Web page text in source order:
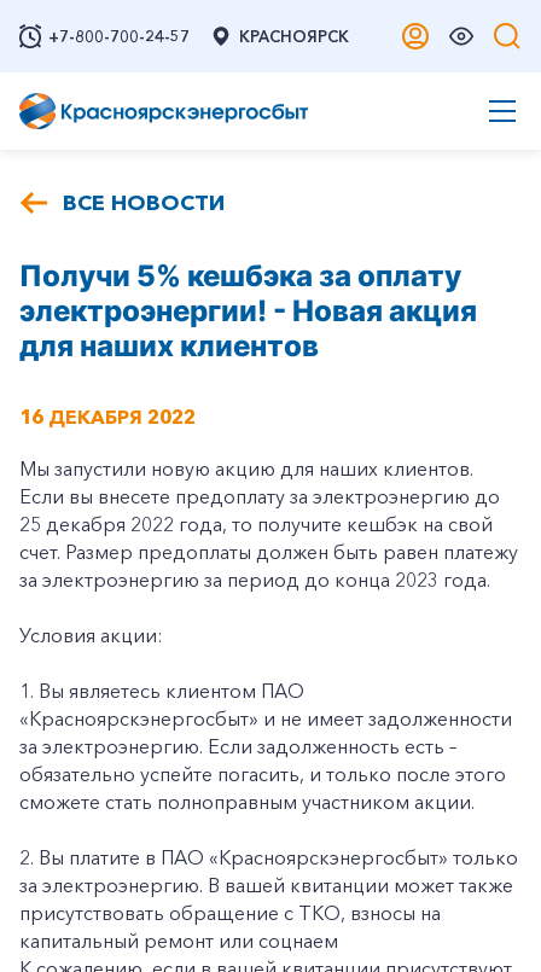
+7-800-700-24-57 КРАСНОЯРСК
ВСЕ НОВОСТИ
Получи 5% кешбэка за оплату
электроэнергии! - Новая акция
для наших клиентов
16 ДЕКАБРЯ 2022
Мы запустили новую акцию для наших клиентов.
Если вы внесете предоплату за электроэнергию до
25 декабря 2022 года, то получите кешбэк на свой
счет. Размер предоплаты должен быть равен платежу
за электроэнергию за период до конца 2023 года.
Условия акции:
1. Вы являетесь клиентом ПАО
«Красноярскэнергосбыт» и не имеет задолженности
за электроэнергию. Если задолженность есть –
обязательно успейте погасить, и только после этого
сможете стать полноправным участником акции.
2. Вы платите в ПАО «Красноярскэнергосбыт» только
за электроэнергию. В вашей квитанции может также
присутствовать обращение с ТКО, взносы на
капитальный ремонт или соцнаем